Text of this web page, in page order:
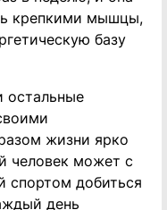
крепкими мышцы,
базу
остальные
жизни ярко
человек может с
спортом добиться
день